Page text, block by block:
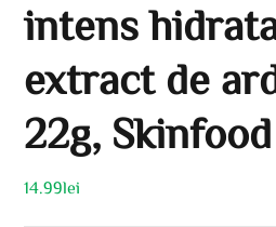
intens
extract de
22g, Skinfood
14.99lei